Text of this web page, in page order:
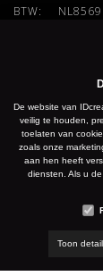
BTW:
Bissegemstraat
8560 Gullegem
België
Gullegem:
Brussel:
De website van
veilig te houden,
toelaten van
zoals onze
aan hen heeft
diensten. Als u
Toon